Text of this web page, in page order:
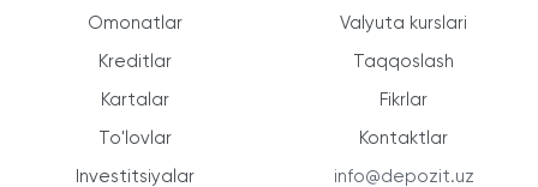
Omonatlar
Kreditlar
Kartalar
To'lovlar
Investitsiyalar
Valyuta kurslari
Taqqoslash
Fikrlar
Kontaktlar
info@depozit.uz